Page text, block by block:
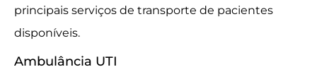
principais serviços de transporte de pacientes
disponíveis.
Ambulância UTI